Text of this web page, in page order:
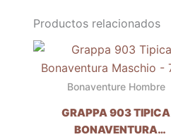
Productos relacionados
Bonaventure Hombre
GRAPPA 903 TIPICA
BONAVENTURA